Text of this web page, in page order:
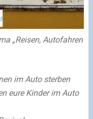
„Reisen, Autofahren
im Auto sterben
eure Kinder im Auto